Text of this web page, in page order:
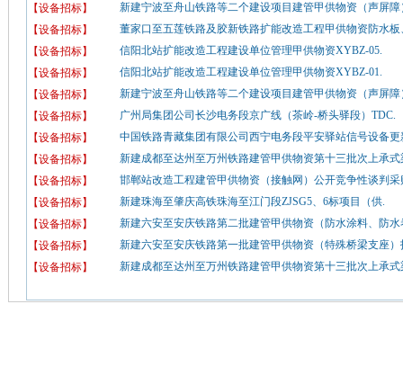
【设备招标】
新建宁波至舟山铁路等二个建设项目建管甲供物资（声屏障
【设备招标】
董家口至五莲铁路及胶新铁路扩能改造工程甲供物资防水板
【设备招标】
信阳北站扩能改造工程建设单位管理甲供物资XYBZ-05.
【设备招标】
信阳北站扩能改造工程建设单位管理甲供物资XYBZ-01.
【设备招标】
新建宁波至舟山铁路等二个建设项目建管甲供物资（声屏障
【设备招标】
广州局集团公司长沙电务段京广线（茶岭-桥头驿段）TDC.
【设备招标】
中国铁路青藏集团有限公司西宁电务段平安驿站信号设备更
【设备招标】
新建成都至达州至万州铁路建管甲供物资第十三批次上承式
【设备招标】
邯郸站改造工程建管甲供物资（接触网）公开竞争性谈判采
【设备招标】
新建珠海至肇庆高铁珠海至江门段ZJSG5、6标项目（供.
【设备招标】
新建六安至安庆铁路第二批建管甲供物资（防水涂料、防水
【设备招标】
新建六安至安庆铁路第一批建管甲供物资（特殊桥梁支座）
【设备招标】
新建成都至达州至万州铁路建管甲供物资第十三批次上承式